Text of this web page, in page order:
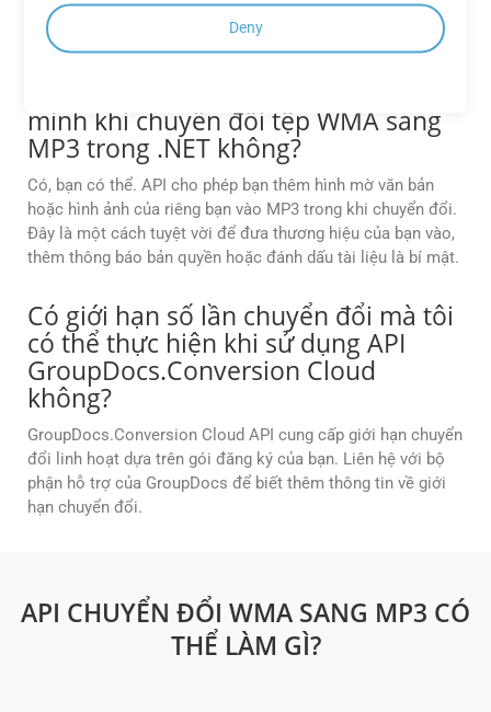
giới hạn về số lần chuyển đổi, kích thước tệp hoặc định
dạng đầu ra so với các gói đăng ký trả phí.
mình khi chuyển đổi tệp WMA sang
MP3 trong .NET không?
Có, bạn có thể. API cho phép bạn thêm hình mờ văn bản
hoặc hình ảnh của riêng bạn vào MP3 trong khi chuyển đổi.
Đây là một cách tuyệt vời để đưa thương hiệu của bạn vào,
thêm thông báo bản quyền hoặc đánh dấu tài liệu là bí mật.
Có giới hạn số lần chuyển đổi mà tôi
có thể thực hiện khi sử dụng API
GroupDocs.Conversion Cloud
không?
GroupDocs.Conversion Cloud API cung cấp giới hạn chuyển
đổi linh hoạt dựa trên gói đăng ký của bạn. Liên hệ với bộ
phận hỗ trợ của GroupDocs để biết thêm thông tin về giới
hạn chuyển đổi.
API CHUYỂN ĐỔI WMA SANG MP3 CÓ
THỂ LÀM GÌ?
Deny